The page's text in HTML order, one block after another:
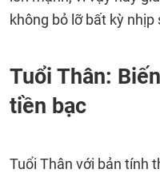
không bỏ lỡ bất kỳ nhịp
Tuổi Thân:
tiền bạc
Tuổi Thân với bản tính